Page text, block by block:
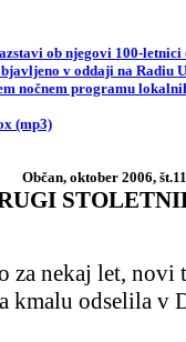
ob njegovi 100-
v oddaji na Radiu
nočnem programu
(mp3)
Občan, oktober 2006, št.11
za nekaj let,
kmalu odselila v